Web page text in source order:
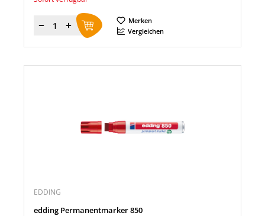
Menge
Merken
Vergleichen
EDDING
edding Permanentmarker 850